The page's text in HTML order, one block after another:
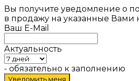
Вы получите уведомление о
в продажу на указанные Вами
Ваш E-Mail
Актуальность
- обязательно к заполнению